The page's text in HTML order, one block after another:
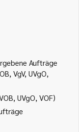
Aufträge
VgV, UVgO,
UVgO, VOF)